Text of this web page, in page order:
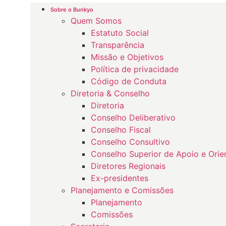
Sobre o Bunkyo
Quem Somos
Estatuto Social
Transparência
Missão e Objetivos
Política de privacidade
Código de Conduta
Diretoria & Conselho
Diretoria
Conselho Deliberativo
Conselho Fiscal
Conselho Consultivo
Conselho Superior de Apoio e
Diretores Regionais
Ex-presidentes
Planejamento e Comissões
Planejamento
Comissões